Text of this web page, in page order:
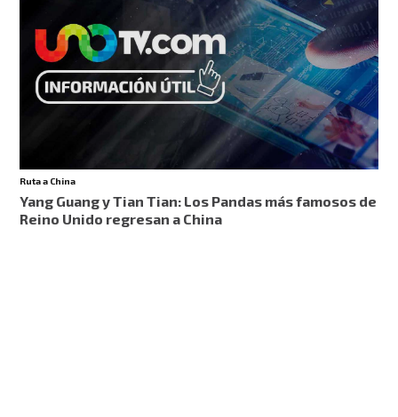
Ruta a China
Yang Guang y Tian Tian: Los Pandas más famosos de
Reino Unido regresan a China